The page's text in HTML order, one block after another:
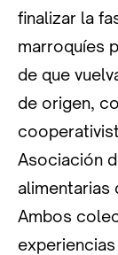
finalizar la
marroquíes
de que
de origen,
Asociación
alimentarias
Ambos